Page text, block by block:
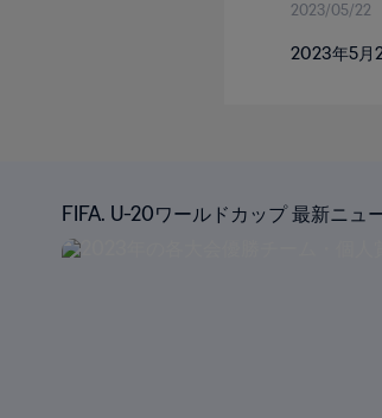
2023/05/22
2023年5月
FIFA. U-20ワールドカップ 最新ニュ